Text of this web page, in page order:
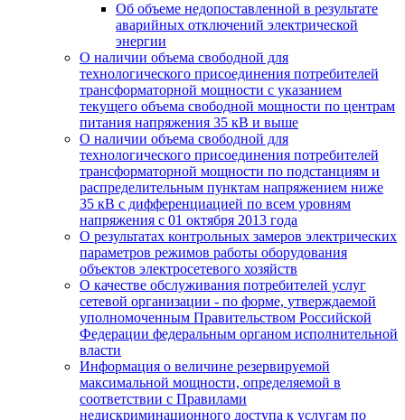
Об объеме недопоставленной в результате
аварийных отключений электрической
энергии
О наличии объема свободной для
технологического присоединения потребителей
трансформаторной мощности с указанием
текущего объема свободной мощности по центрам
питания напряжения 35 кВ и выше
О наличии объема свободной для
технологического присоединения потребителей
трансформаторной мощности по подстанциям и
распределительным пунктам напряжением ниже
35 кВ с дифференциацией по всем уровням
напряжения с 01 октября 2013 года
О результатах контрольных замеров электрических
параметров режимов работы оборудования
объектов электросетевого хозяйств
О качестве обслуживания потребителей услуг
сетевой организации - по форме, утверждаемой
уполномоченным Правительством Российской
Федерации федеральным органом исполнительной
власти
Информация о величине резервируемой
максимальной мощности, определяемой в
соответствии с Правилами
недискриминационного доступа к услугам по